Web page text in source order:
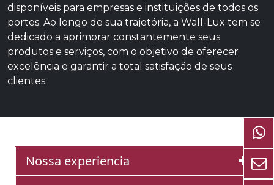
disponíveis para empresas e instituições de todos os
portes. Ao longo de sua trajetória, a Wall-Lux tem se
dedicado a aprimorar constantemente seus
produtos e serviços, com o objetivo de oferecer
excelência e garantir a total satisfação de seus
clientes.
Nossa experiencia